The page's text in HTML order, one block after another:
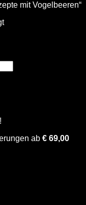
ab € 69,00
mit Vogelbeeren“